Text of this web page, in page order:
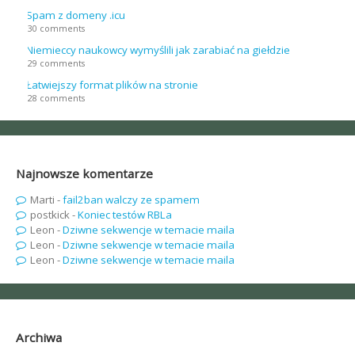
Spam z domeny .icu
30 comments
Niemieccy naukowcy wymyślili jak zarabiać na giełdzie
29 comments
Łatwiejszy format plików na stronie
28 comments
Najnowsze komentarze
Marti -fail2ban walczy ze spamem
postkick-Koniec testów RBLa
Leon -Dziwne sekwencje w temacie maila
Leon -Dziwne sekwencje w temacie maila
Leon -Dziwne sekwencje w temacie maila
Archiwa